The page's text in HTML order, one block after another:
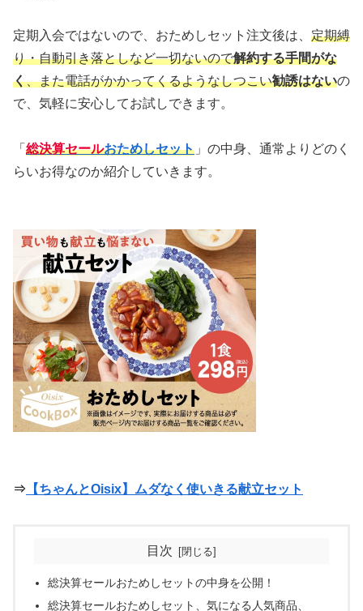
定期入会ではないので、おためしセット注文後は、 定期縛
り・自動引き落としなど一切ないので解約する手間がな
く、また電話がかかってくるようなしつこい勧誘はないの
で、気軽に安心してお試しできます。
「 総決算セールおためしセット 」の中身、通常よりどのく
らいお得なのか紹介していきます。
⇒ 【ちゃんとOisix】ムダなく使いきる献立セット
目次
総決算セールおためしセットの中身を公開！
総決算セールおためしセット、気になる人気商品、